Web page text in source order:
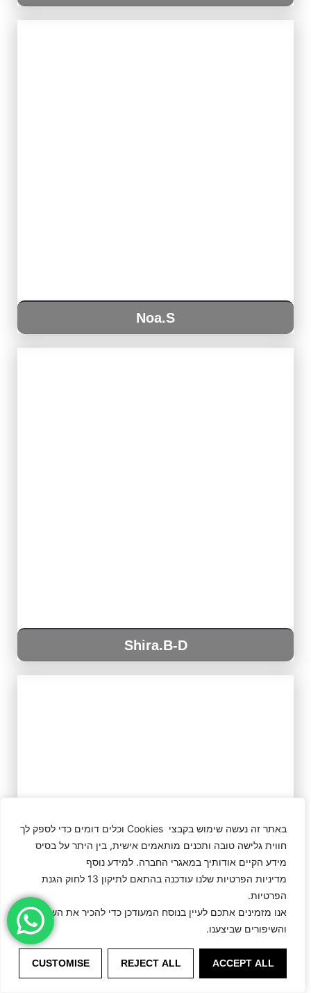
באתר זה נעשה שימוש בקבצי Cookies וכלים דומים כדי לספק לך
חווית גלישה טובה ותכנים מותאמים אישית, בין היתר על בסיס
מידע הקיים אודותיך במאגרי החברה. למידע נוסף
מדיניות הפרטיות שלנו עודכנה בהתאם לתיקון 13 לחוק הגנת
הפרטיות.
אנו מזמינים אתכם לעיין בנוסח המעודכן כדי להכיר את השינויים
והשיפורים שביצענו.
CUSTOMISE REJECT ALL ACCEPT ALL
Noa.S
Shira.B-D